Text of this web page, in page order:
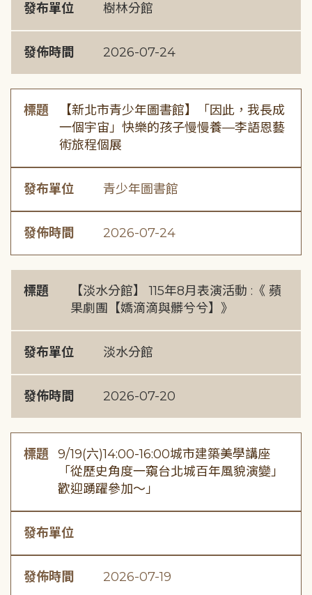
發布單位 樹林分館
發佈時間 2026-07-24
標題
【新北市青少年圖書館】「因此，我長成
一個宇宙」快樂的孩子慢慢養—李語恩藝
術旅程個展
發布單位 青少年圖書館
發佈時間 2026-07-24
標題
【淡水分館】 115年8月表演活動 :《 蘋
果劇團【嬌滴滴與髒兮兮】》
發布單位 淡水分館
發佈時間 2026-07-20
標題 9/19(六)14:00-16:00城市建築美學講座
「從歷史角度一窺台北城百年風貌演變」
歡迎踴躍參加～」
發布單位
發佈時間 2026-07-19